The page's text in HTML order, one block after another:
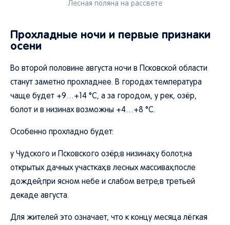
Лесная поляна на рассвете
Прохладные ночи и первые признаки
осени
Во второй половине августа ночи в Псковской области
станут заметно прохладнее. В городах температура
чаще будет +9…+14 °C, а за городом, у рек, озёр,
болот и в низинах возможны +4…+8 °C.
Особенно прохладно будет:
у Чудского и Псковского озёр;в низинах;у болот;на
открытых дачных участках;в лесных массивах;после
дождей;при ясном небе и слабом ветре;в третьей
декаде августа.
Для жителей это означает, что к концу месяца лёгкая